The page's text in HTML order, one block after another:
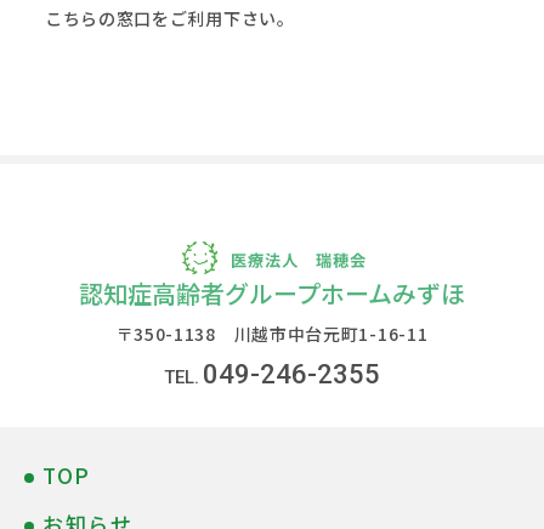
こちらの窓口をご利用下さい。
認知症高齢者グループホームみずほ
〒350-1138 川越市中台元町1-16-11
049-246-2355
TOP